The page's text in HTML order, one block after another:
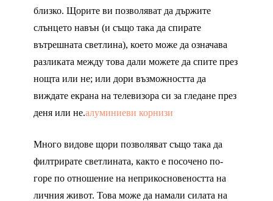
близко. Щорите ви позволяват да държите
слънцето навън (и също така да спирате
вътрешната светлина), което може да означава
разликата между това дали можете да спите през
нощта или не; или дори възможността да
виждате екрана на телевизора си за гледане през
деня или не.алуминиеви корнизи
Много видове щори позволяват също така да
филтрирате светлината, както е посочено по-
горе по отношение на неприкосновеността на
личния живот. Това може да намали силата на